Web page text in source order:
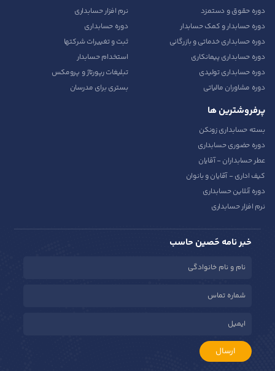
دوره حقوق و دستمزد
دوره حسابدار و کمک حسابدار
دوره حسابداری خدماتی و بازرگانی
دوره حسابداری پیمانکاری
دوره حسابداری تولیدی
دوره مشاوران مالیاتی
نرم افزار حسابداری
دوره حسابداری
ثبت و تغییرات شرکتها
استخدام حسابدار
تبلیغات رپورتاژ و پرومکس
بستری برای مدرسان
پرفروشترین ها
بسته حسابداری زونکن
دوره حضوری حسابداری
عطر حسابداران - آقایان
کیف اداری - آقایان و بانوان
دوره آنلاین حسابداری
نرم افزار حسابداری
خبر نامه حَصین حاسب
ارسال